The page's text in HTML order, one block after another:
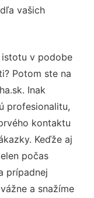
vašich
istotu v podobe
Potom ste na
Inak
profesionalitu,
kontaktu
Keďže aj
počas
prípadnej
a snažíme